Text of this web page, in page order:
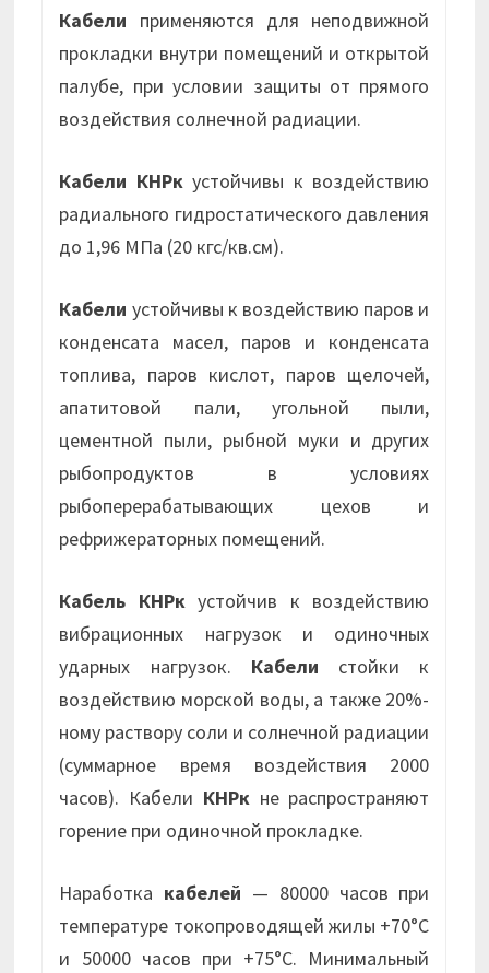
Кабели применяются для неподвижной
прокладки внутри помещений и открытой
палубе, при условии защиты от прямого
воздействия солнечной радиации.
Кабели КНРкустойчивы к воздействию
радиального гидростатического давления
до 1,96 МПа (20 кгс/кв.см).
Кабели устойчивы к воздействию паров и
конденсата масел, паров и конденсата
топлива, паров кислот, паров щелочей,
апатитовой пали, угольной пыли,
цементной пыли, рыбной муки и других
рыбопродуктов в условиях
рыбоперерабатывающих цехов и
рефрижераторных помещений.
Кабель КНРкустойчив к воздействию
вибрационных нагрузок и одиночных
ударных нагрузок. Кабели стойки к
воздействию морской воды, а также 20%-
ному раствору соли и солнечной радиации
(суммарное время воздействия 2000
часов). Кабели КНРкне распространяют
горение при одиночной прокладке.
Наработка кабелей — 80000 часов при
температуре токопроводящей жилы +70°С
и 50000 часов при +75°С. Минимальный